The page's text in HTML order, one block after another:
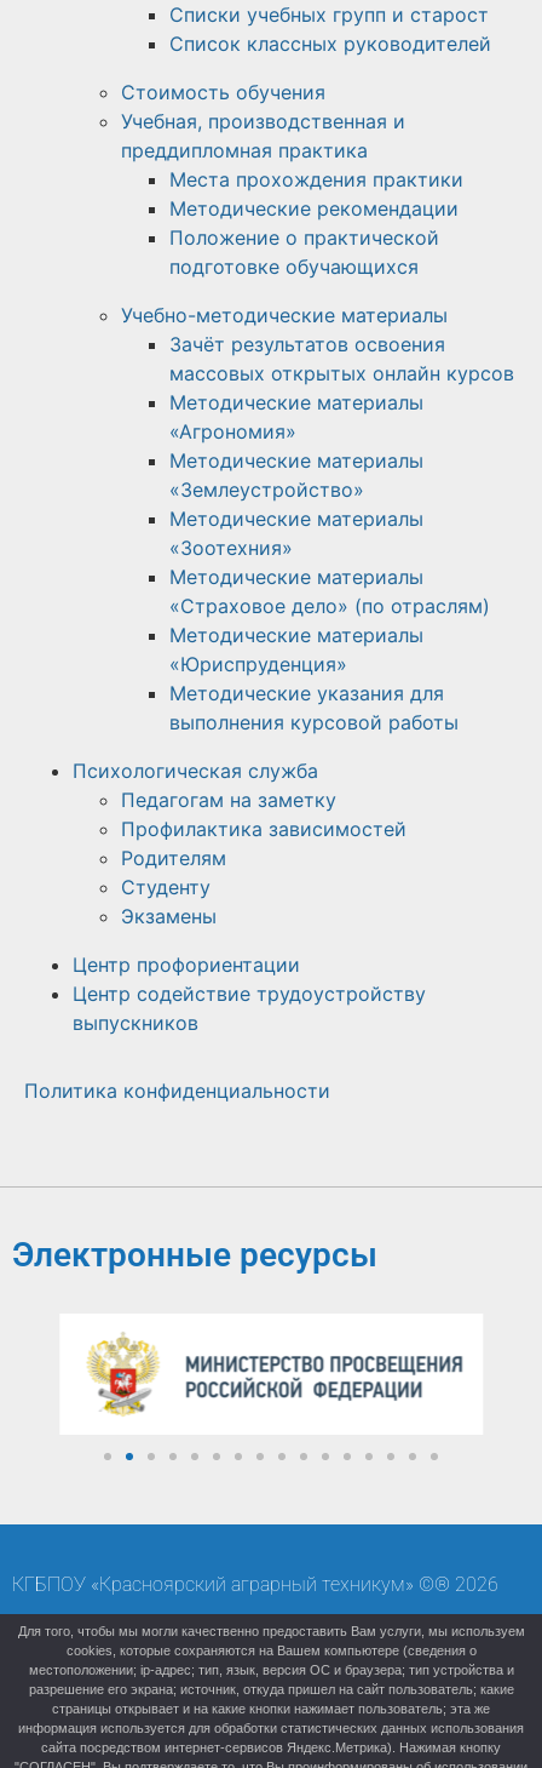
Списки учебных групп и старост
Список классных руководителей
Стоимость обучения
Учебная, производственная и
преддипломная практика
Места прохождения практики
Методические рекомендации
Положение о практической
подготовке обучающихся
Учебно-методические материалы
Зачёт результатов освоения
массовых открытых онлайн курсов
Методические материалы
«Агрономия»
Методические материалы
«Землеустройство»
Методические материалы
«Зоотехния»
Методические материалы
«Страховое дело» (по отраслям)
Методические материалы
«Юриспруденция»
Методические указания для
выполнения курсовой работы
Психологическая служба
Педагогам на заметку
Профилактика зависимостей
Родителям
Студенту
Экзамены
Центр профориентации
Центр содействие трудоустройству
выпускников
Политика конфиденциальности
Электронные ресурсы
КГБПОУ «Красноярский аграрный техникум» ©® 2026
Карта сайта Старая версия (архивный сайт)
Для того, чтобы мы могли качественно предоставить Вам услуги, мы используем
cookies, которые сохраняются на Вашем компьютере (сведения о
местоположении; ip-адрес; тип, язык, версия ОС и браузера; тип устройства и
разрешение его экрана; источник, откуда пришел на сайт пользователь; какие
страницы открывает и на какие кнопки нажимает пользователь; эта же
информация используется для обработки статистических данных использования
сайта посредством интернет-сервисов Яндекс.Метрика). Нажимая кнопку